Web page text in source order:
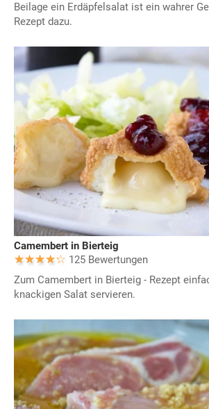
Beilage ein Erdäpfelsalat ist ein wahrer
Rezept dazu.
Camembert in Bierteig
125 Bewertungen
Zum Camembert in Bierteig - Rezept
knackigen Salat servieren.